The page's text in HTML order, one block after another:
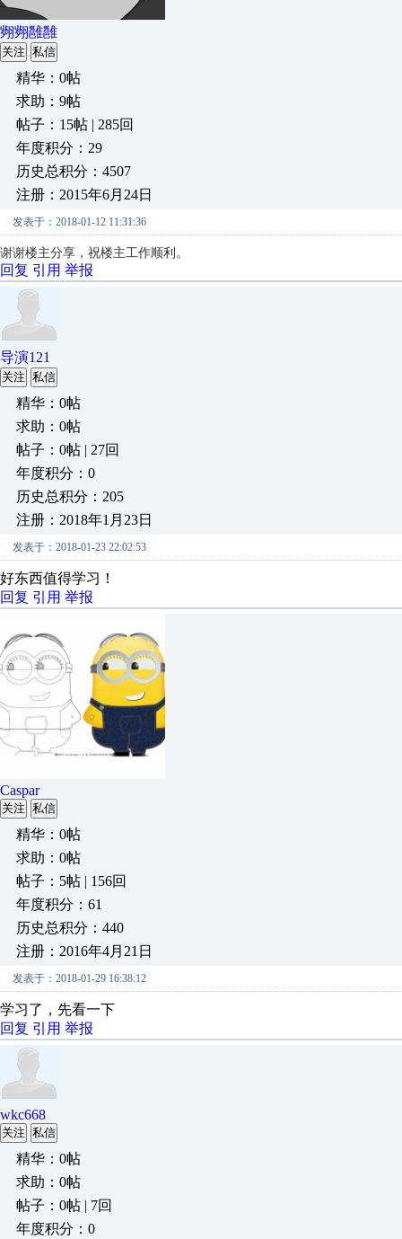
翙翙雝雝
关注 私信
精华：0帖
求助：9帖
帖子：15帖 | 285回
年度积分：29
历史总积分：4507
注册：2015年6月24日
发表于：2018-01-12 11:31:36
谢谢楼主分享，祝楼主工作顺利。
回复 引用 举报
导演121
关注 私信
精华：0帖
求助：0帖
帖子：0帖 | 27回
年度积分：0
历史总积分：205
注册：2018年1月23日
发表于：2018-01-23 22:02:53
好东西值得学习！
回复 引用 举报
Caspar
关注 私信
精华：0帖
求助：0帖
帖子：5帖 | 156回
年度积分：61
历史总积分：440
注册：2016年4月21日
发表于：2018-01-29 16:38:12
学习了，先看一下
回复 引用 举报
wkc668
关注 私信
精华：0帖
求助：0帖
帖子：0帖 | 7回
年度积分：0